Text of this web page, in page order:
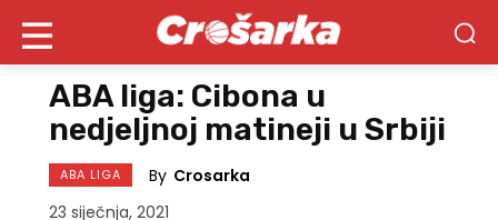
ABA liga: Cibona u
nedjeljnoj matineji u Srbiji
ABA LIGA By Crosarka
23 siječnja, 2021